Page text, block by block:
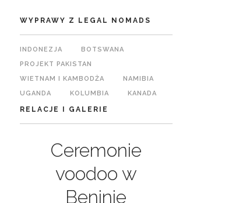
WYPRAWY Z LEGAL NOMADS
INDONEZJA
BOTSWANA
PROJEKT PAKISTAN
WIETNAM I KAMBODŻA
NAMIBIA
UGANDA
KOLUMBIA KANADA
RELACJE I GALERIE
Ceremonie
voodoo w
Beninie